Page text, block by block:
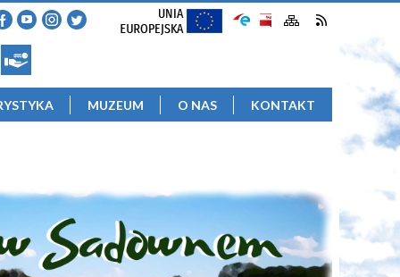
MUZEUM O NAS KONTAKT